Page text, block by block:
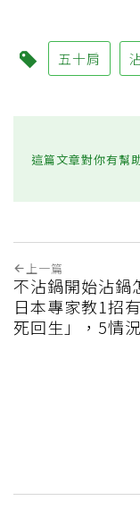
五十肩
這篇文章對你有幫
上一篇
不沾鍋開始沾鍋
日本專家教1招
死回生」，5情